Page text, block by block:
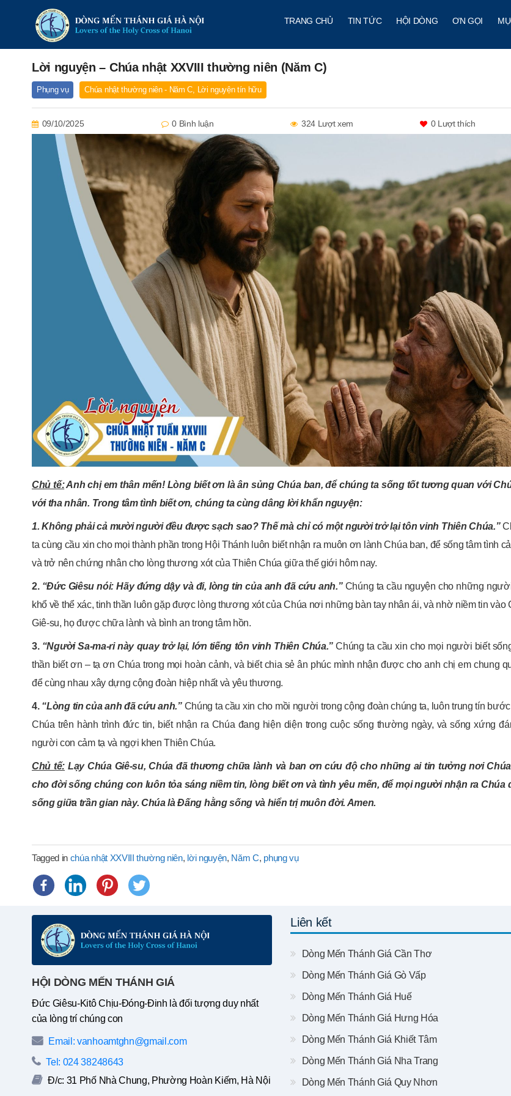
TRANG CHỦ TIN TỨC HỘI DÒNG ƠN GỌI
Lời nguyện – Chúa nhật XXVIII thường niên (Năm C)
Phụng vụ Chúa nhật thường niên - Năm C, Lời nguyện tín hữu
09/10/2025 0 Bình luận 324 Lượt xem 0Lượt thích
Chủ tế:Anh chị em thân mến! Lòng biết ơn là ân sủng Chúa ban, để chúng ta sống tốt tương quan với
với tha nhân. Trong tâm tình biết ơn, chúng ta cùng dâng lời khẩn nguyện:
1. Không phải cả mười người đều được sạch sao? Thế mà chỉ có một người trở lại tôn vinh Thiên Chúa.”
ta cùng cầu xin cho mọi thành phần trong Hội Thánh luôn biết nhận ra muôn ơn lành Chúa ban, để sống tâm tình
và trở nên chứng nhân cho lòng thương xót của Thiên Chúa giữa thế giới hôm nay.
2. “Đức Giêsu nói: Hãy đứng dậy và đi, lòng tin của anh đã cứu anh.” Chúng ta cầu nguyện cho những
khổ về thể xác, tinh thần luôn gặp được lòng thương xót của Chúa nơi những bàn tay nhân ái, và nhờ niềm tin vào
Giê-su, họ được chữa lành và bình an trong tâm hồn.
3. “Người Sa-ma-ri này quay trở lại, lớn tiếng tôn vinh Thiên Chúa.”Chúng ta cầu xin cho mọi người biết
thần biết ơn – tạ ơn Chúa trong mọi hoàn cảnh, và biết chia sẻ ân phúc mình nhận được cho anh chị em chung
để cùng nhau xây dựng cộng đoàn hiệp nhất và yêu thương.
4. “Lòng tin của anh đã cứu anh.” Chúng ta cầu xin cho mồi người trong cộng đoàn chúng ta, luôn trung tín
Chúa trên hành trình đức tin, biết nhận ra Chúa đang hiện diện trong cuộc sống thường ngày, và sống xứng
người con cảm tạ và ngợi khen Thiên Chúa.
Chủ tế: Lạy Chúa Giê-su, Chúa đã thương chữa lành và ban ơn cứu độ cho những ai tin tưởng nơi
cho đời sống chúng con luôn tỏa sáng niềm tin, lòng biết ơn và tình yêu mến, để mọi người nhận ra Chúa
sống giữa trần gian này. Chúa là Đấng hằng sống và hiển trị muôn đời. Amen.
Tagged in chúa nhật XXVIII thường niên, lời nguyện, Năm C, phụng vụ
HỘI DÒNG MẾN THÁNH GIÁ
Đức Giêsu-Kitô Chịu-Đóng-Đinh là đối tượng duy nhất
của lòng trí chúng con
Email: vanhoamtghn@gmail.com
Tel: 024 38248643
Đ/c: 31 Phố Nhà Chung, Phường Hoàn Kiếm, Hà Nội
Liên kết
Dòng Mến Thánh Giá Cần Thơ
Dòng Mến Thánh Giá Gò Vấp
Dòng Mến Thánh Giá Huế
Dòng Mến Thánh Giá Hưng Hóa
Dòng Mến Thánh Giá Khiết Tâm
Dòng Mến Thánh Giá Nha Trang
Dòng Mến Thánh Giá Quy Nhơn